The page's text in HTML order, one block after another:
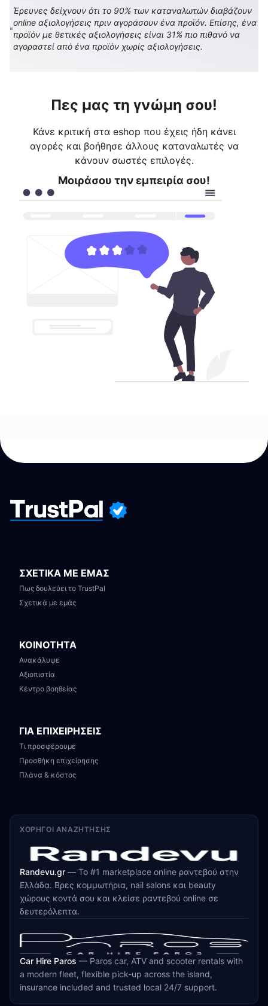
Έρευνες δείχνουν ότι το 90% των καταναλωτών διαβάζουν
online αξιολογήσεις πριν αγοράσουν ένα προϊόν. Επίσης, ένα
προϊόν με θετικές αξιολογήσεις είναι 31% πιο πιθανό να
αγοραστεί από ένα προϊόν χωρίς αξιολογήσεις.
Πες μας τη γνώμη σου!
Κάνε κριτική στα eshop που έχεις ήδη κάνει
αγορές και βοήθησε άλλους καταναλωτές να
κάνουν σωστές επιλογές.
Μοιράσου την εμπειρία σου!
ΣΧΕΤΙΚΑ ΜΕ ΕΜΑΣ
Πως δουλεύει το TrustPal
Σχετικά με εμάς
ΚΟΙΝΟΤΗΤΑ
Ανακάλυψε
Αξιοπιστία
Κέντρο βοηθείας
ΓΙΑ ΕΠΙΧΕΙΡΗΣΕΙΣ
Τι προσφέρουμε
Προσθήκη επιχείρησης
Πλάνα & κόστος
ΧΟΡΗΓΟΊ ΑΝΑΖΉΤΗΣΗΣ
Randevu.gr — Το #1 marketplace online ραντεβού στην
Ελλάδα. Βρες κομμωτήρια, nail salons και beauty
χώρους κοντά σου και κλείσε ραντεβού online σε
δευτερόλεπτα.
Car Hire Paros — Paros car, ATV and scooter rentals with
a modern fleet, flexible pick-up across the island,
insurance included and trusted local 24/7 support.